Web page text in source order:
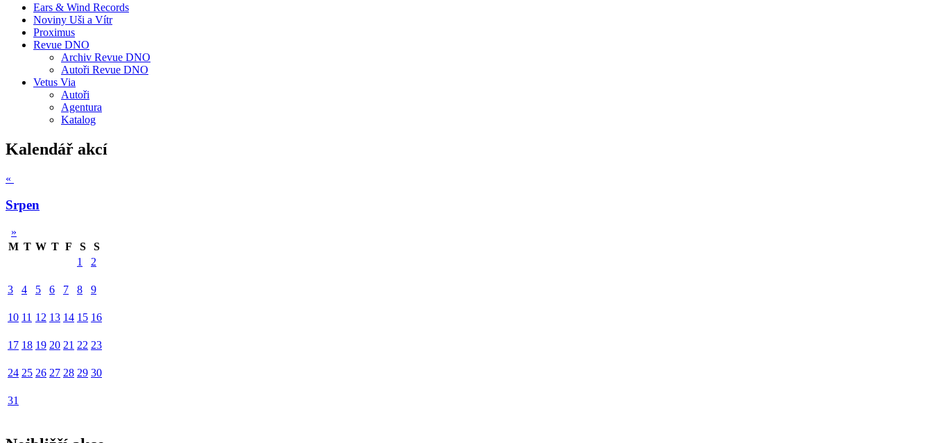
Ears & Wind Records
Noviny Uši a Vítr
Proximus
Revue DNO
Archiv Revue DNO
Autoři Revue DNO
Vetus Via
Autoři
Agentura
Katalog
Kalendář akcí
«
Srpen
»
M T W T F S
S
1
2
3 4 5 6 7 8 9
10 11 12 13 14 15 16
17 18 19 20 21 22 23
24 25 26 27 28 29 30
31